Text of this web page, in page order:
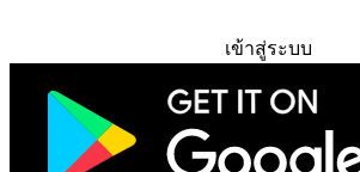
เข้าสู่ระบบ